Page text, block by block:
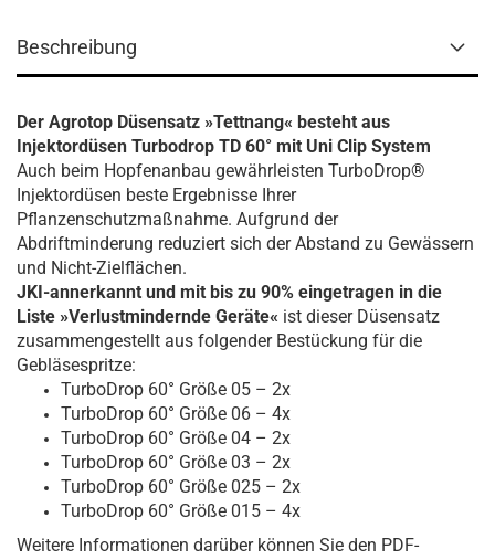
Beschreibung
Der Agrotop Düsensatz »Tettnang« besteht aus
Injektordüsen Turbodrop TD 60° mit Uni Clip System
Auch beim Hopfenanbau gewährleisten TurboDrop®
Injektordüsen beste Ergebnisse Ihrer
Pflanzenschutzmaßnahme. Aufgrund der
Abdriftminderung reduziert sich der Abstand zu Gewässern
und Nicht-Zielflächen.
JKI-annerkannt und mit bis zu 90% eingetragen in die
Liste »Verlustmindernde Geräte« ist dieser Düsensatz
zusammengestellt aus folgender Bestückung für die
Gebläsespritze:
TurboDrop 60° Größe 05 – 2x
TurboDrop 60° Größe 06 – 4x
TurboDrop 60° Größe 04 – 2x
TurboDrop 60° Größe 03 – 2x
TurboDrop 60° Größe 025 – 2x
TurboDrop 60° Größe 015 – 4x
Weitere Informationen darüber können Sie den PDF-